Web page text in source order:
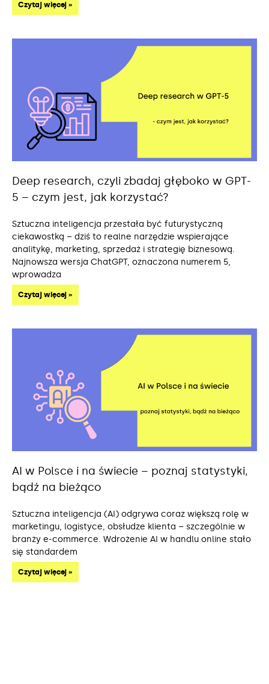
Czytaj więcej »
Deep research, czyli zbadaj głęboko w GPT-
5 – czym jest, jak korzystać?
Sztuczna inteligencja przestała być futurystyczną
ciekawostką – dziś to realne narzędzie wspierające
analitykę, marketing, sprzedaż i strategię biznesową.
Najnowsza wersja ChatGPT, oznaczona numerem 5,
wprowadza
Czytaj więcej »
AI w Polsce i na świecie – poznaj statystyki,
bądź na bieżąco
Sztuczna inteligencja (AI) odgrywa coraz większą rolę w
marketingu, logistyce, obsłudze klienta – szczególnie w
branży e-commerce. Wdrożenie AI w handlu online stało
się standardem
Czytaj więcej »